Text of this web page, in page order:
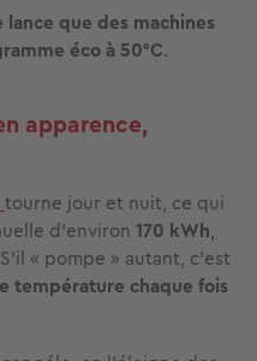
lance que des machines
éco à 50°C.
apparence,
tourne jour et nuit, ce qui
d’environ 170 kWh,
« pompe » autant, c’est
température chaque fois